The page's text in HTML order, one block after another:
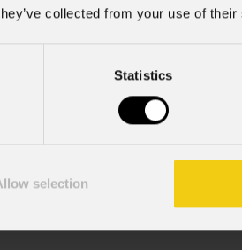
collected from your use of
Statistics
selection
il distributore ufficiale
ad alta qualità come il
EclProfile CT+.
garantire una performance
e all'affidabilità delle
transizioni fluide e